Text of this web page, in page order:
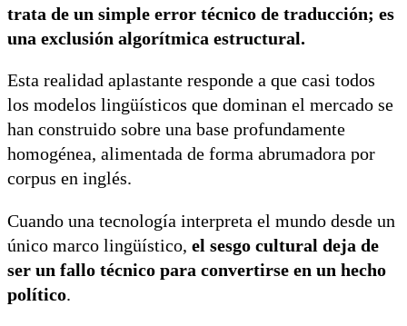
trata de un simple error técnico de traducción; es
una exclusión algorítmica estructural.
Esta realidad aplastante responde a que casi todos
los modelos lingüísticos que dominan el mercado se
han construido sobre una base profundamente
homogénea, alimentada de forma abrumadora por
corpus en inglés.
Cuando una tecnología interpreta el mundo desde un
único marco lingüístico, el sesgo cultural deja de
ser un fallo técnico para convertirse en un hecho
político.